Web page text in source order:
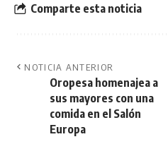
Comparte esta noticia
NOTICIA ANTERIOR
Oropesa homenajea a
sus mayores con una
comida en el Salón
Europa